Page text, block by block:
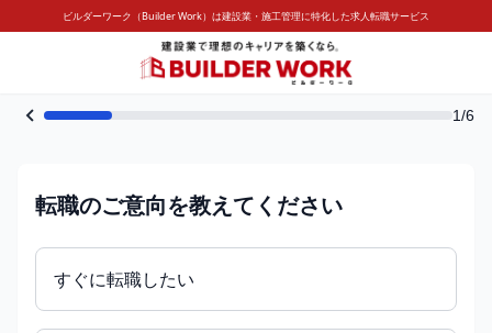
ビルダーワーク（Builder Work）は建設業・施工管理に特化した求人転職サービス
1/6
転職のご意向を教えてください
すぐに転職したい